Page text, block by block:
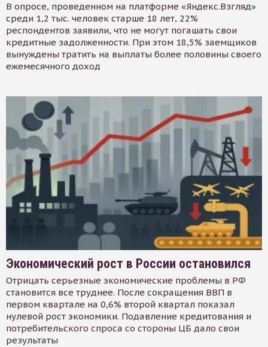
В опросе, проведенном на платформе «Яндекс.Взгляд»
среди 1,2 тыс. человек старше 18 лет, 22%
респондентов заявили, что не могут погашать свои
кредитные задолженности. При этом 18,5% заемщиков
вынуждены тратить на выплаты более половины своего
ежемесячного доход
Экономический рост в России остановился
Отрицать серьезные экономические проблемы в РФ
становится все труднее. После сокращения ВВП в
первом квартале на 0,6% второй квартал показал
нулевой рост экономики. Подавление кредитования и
потребительского спроса со стороны ЦБ дало свои
результаты